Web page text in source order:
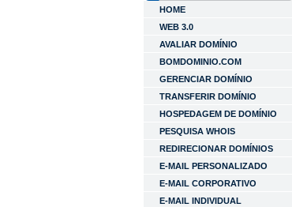
HOME
WEB 3.0
AVALIAR DOMÍNIO
BOMDOMINIO.COM
GERENCIAR DOMÍNIO
TRANSFERIR DOMÍNIO
HOSPEDAGEM DE DOMÍNIO
PESQUISA WHOIS
REDIRECIONAR DOMÍNIOS
E-MAIL PERSONALIZADO
E-MAIL CORPORATIVO
E-MAIL INDIVIDUAL